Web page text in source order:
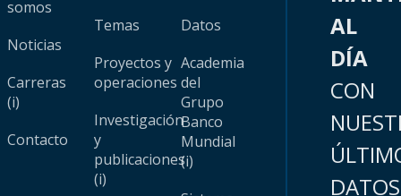
somos
Noticias
Carreras
(i)
Contacto
Temas
Proyectos y
operaciones
Investigación
y
publicaciones
(i)
Datos
Academia
del
Grupo
Banco
Mundial
(i)
AL
DÍA
CON
DATOS